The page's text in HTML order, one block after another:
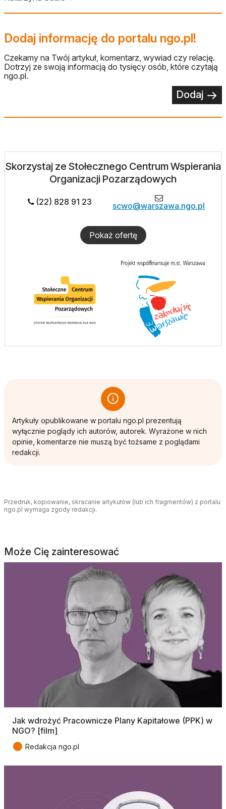
Dodaj informację do portalu ngo.pl!
Czekamy na Twój artykuł, komentarz, wywiad czy relację.
Dotrzyj ze swoją informacją do tysięcy osób, które czytają
ngo.pl.
Dodaj
Skorzystaj ze Stołecznego Centrum Wspierania
Organizacji Pozarządowych
(22) 828 91 23 scwo@warszawa.ngo.pl
Pokaż ofertę
Artykuły opublikowane w portalu ngo.pl prezentują
wyłącznie poglądy ich autorów, autorek. Wyrażone w nich
opinie, komentarze nie muszą być tożsame z poglądami
redakcji.
Przedruk, kopiowanie, skracanie artykułów (lub ich fragmentów) z portalu
ngo.pl wymaga zgody redakcji.
Może Cię zainteresować
Jak wdrożyć Pracownicze Plany Kapitałowe (PPK) w
NGO? [film]
● Redakcja ngo.pl